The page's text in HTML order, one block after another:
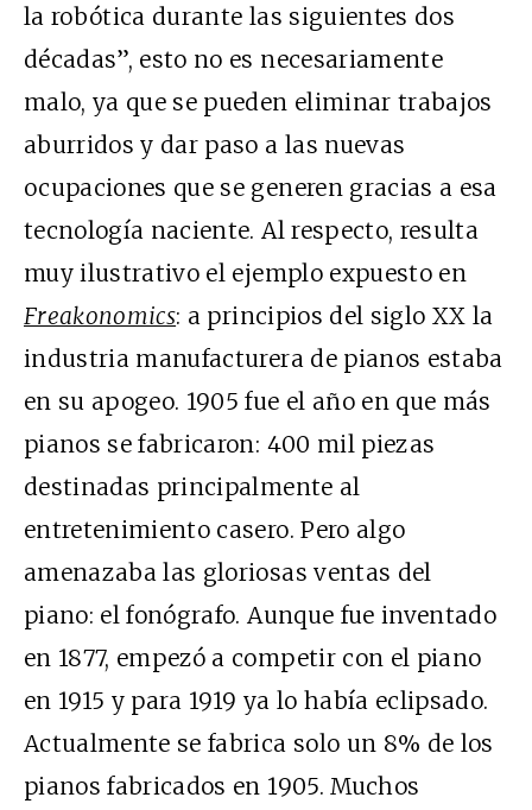
la robótica durante las siguientes dos
décadas”, esto no es necesariamente
malo, ya que se pueden eliminar trabajos
aburridos y dar paso a las nuevas
ocupaciones que se generen gracias a esa
tecnología naciente. Al respecto, resulta
muy ilustrativo el ejemplo expuesto en
Freakonomics: a principios del siglo XX la
industria manufacturera de pianos estaba
en su apogeo. 1905 fue el año en que más
pianos se fabricaron: 400 mil piezas
destinadas principalmente al
entretenimiento casero. Pero algo
amenazaba las gloriosas ventas del
piano: el fonógrafo. Aunque fue inventado
en 1877, empezó a competir con el piano
en 1915 y para 1919 ya lo había eclipsado.
Actualmente se fabrica solo un 8% de los
pianos fabricados en 1905. Muchos